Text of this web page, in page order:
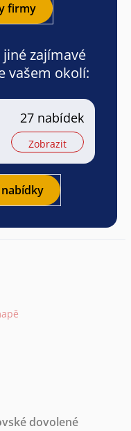
firmy
zajímavé
vašem okolí:
27 nabídek
Zobrazit
dovolené